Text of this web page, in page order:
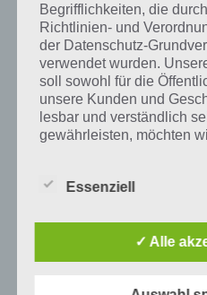
Auf WhatsApp teilen
Tweet auf Twitter
Mehr Artikel
Begrifflichkeiten, die
Richtlinien- und
der Datenschutz-
verwendet wurden.
soll sowohl für die
unsere Kunden und
lesbar und verständlich
gewährleisten, möchten
Wir verwenden in dieser
Essenziell
✓ Alle